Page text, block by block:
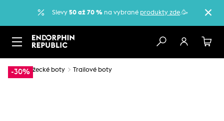
Slevy 50 až 70 % na vybrané produkty zde.🥳
-30%
… Běžecké boty Trailové boty